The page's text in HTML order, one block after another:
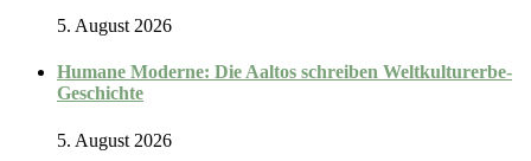
5. August 2026
Humane Moderne: Die Aaltos schreiben Weltkulturerbe-
Geschichte
5. August 2026